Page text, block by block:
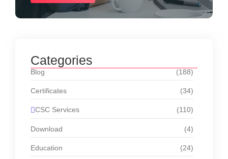
Categories
Blog (188)
Certificates (34)
CSC Services (110)
Download (4)
Education (24)